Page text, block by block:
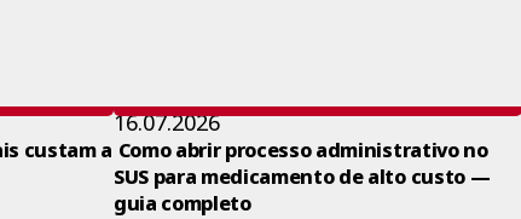
custam a
16.07.2026
Como abrir processo administrativo no
SUS para medicamento de alto custo —
guia completo